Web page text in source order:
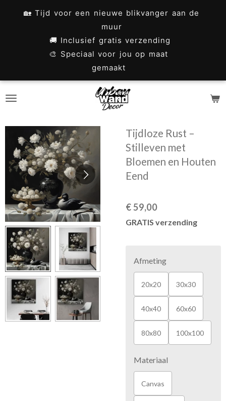
🏡 Tijd voor een nieuwe blikvanger aan de
muur
🚚 Inclusief gratis verzending
🎨 Speciaal voor jou op maat
gemaakt
Tijdloze Rust –
Stilleven met
Bloemen en Houten
Eend
€ 59,00
GRATIS verzending
Afmeting
20x20 30x30
40x40 60x60
80x80 100x100
Materiaal
Canvas